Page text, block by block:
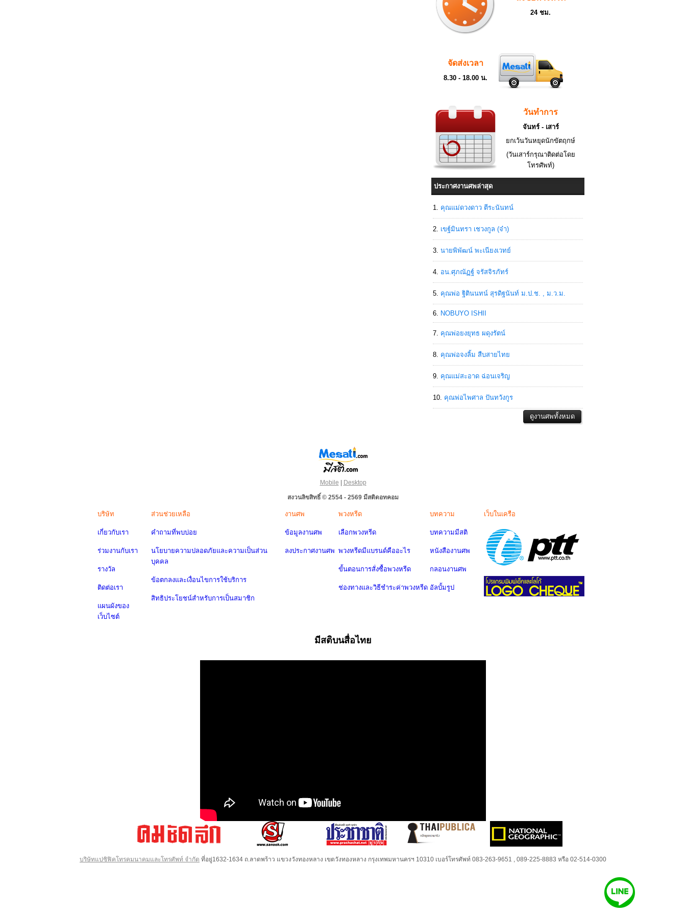
24 ชม.
จัดส่งเวลา
8.30 - 18.00 น.
วันทำการ
จันทร์ - เสาร์
ยกเว้นวันหยุดนักขัตฤกษ์
(วันเสาร์กรุณาติดต่อโดย
โทรศัพท์)
ประกาศงานศพล่าสุด
คุณแม่ดวงดาว ตีระนันทน์
เขฐ์มินทรา เชวงกูล (จ๋า)
นายพิพัฒน์ พะเนียงเวทย์
อน.ศุภณัฏฐ์ จรัสจิรภัทร์
คุณพ่อ ฐิตินนทน์ สุรดิฐนันท์ ม.ป.ช. , ม.ว.ม.
NOBUYO ISHII
คุณพ่อยงยุทธ ผดุงรัตน์
คุณพ่อจงลิ้ม สืบสายไทย
คุณแม่สะอาด ฉ่อนเจริญ
คุณพ่อไพศาล ปันทวังกูร
Mobile | Desktop
สงวนลิขสิทธิ์ © 2554 - 2569 มีสติดอทคอม
บริษัท
เกี่ยวกับเรา
ร่วมงานกับเรา
รางวัล
ติดต่อเรา
แผนผังของ
เว็บไซต์
ส่วนช่วยเหลือ
คำถามที่พบบ่อย
นโยบายความปลอดภัยและความเป็นส่วน
บุคคล
ข้อตกลงและเงื่อนไขการใช้บริการ
สิทธิประโยชน์สำหรับการเป็นสมาชิก
งานศพ
ข้อมูลงานศพ
ลงประกาศงานศพ
พวงหรีด
เลือกพวงหรีด
พวงหรีดมีแบรนด์คืออะไร
ขั้นตอนการสั่งซื้อพวงหรีด
ช่องทางและวิธีชำระค่าพวงหรีด
บทความ
บทความมีสติ
หนังสืองานศพ
กลอนงานศพ
อัลบั้มรูป
เว็บในเครือ
มีสติบนสื่อไทย
บริษัทแปซิฟิคโทรคมนาคมและโทรศัพท์ จำกัด ที่อยู่1632-1634 ถ.ลาดพร้าว แขวงวังทองหลาง เขตวังทองหลาง กรุงเทพมหานครฯ 10310 เบอร์โทรศัพท์ 083-263-9651 , 089-225-8883 หรือ 02-514-0300